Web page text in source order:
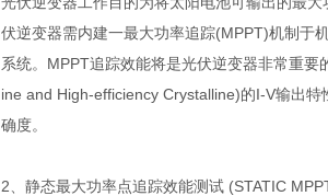
伏逆变器需内建一最大功率追踪(MPPT)机制于
系统。 MPPT追踪效能将是光伏逆变器非常重要
ine and High-efficiency Crystalline)的I-V输出特
确度。
2、静态最大功率点追踪效能测试 (STATIC